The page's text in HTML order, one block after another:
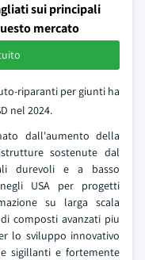
sui principali
mercato
riparanti per giunti ha
nel 2024.
dall'aumento della
sostenute dal
durevoli e a basso
USA per progetti
su larga scala
composti avanzati piu
lo sviluppo innovativo
sigillanti e fortemente